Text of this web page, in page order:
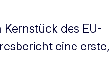
des EU-
eine erste,